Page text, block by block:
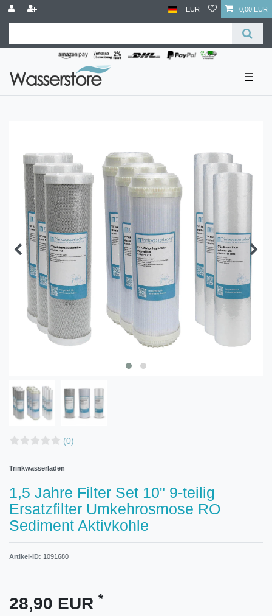
EUR 0,00 EUR
☰
(0)
Trinkwasserladen
1,5 Jahre Filter Set 10" 9-teilig
Ersatzfilter Umkehrosmose RO
Sediment Aktivkohle
Artikel-ID: 1091680
28,90 EUR *